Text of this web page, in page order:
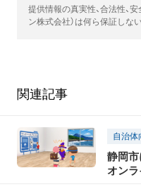
提供情報の真実性、合法性、
ン株式会社）は何ら保証しな
関連記事
自治体
静岡
オン